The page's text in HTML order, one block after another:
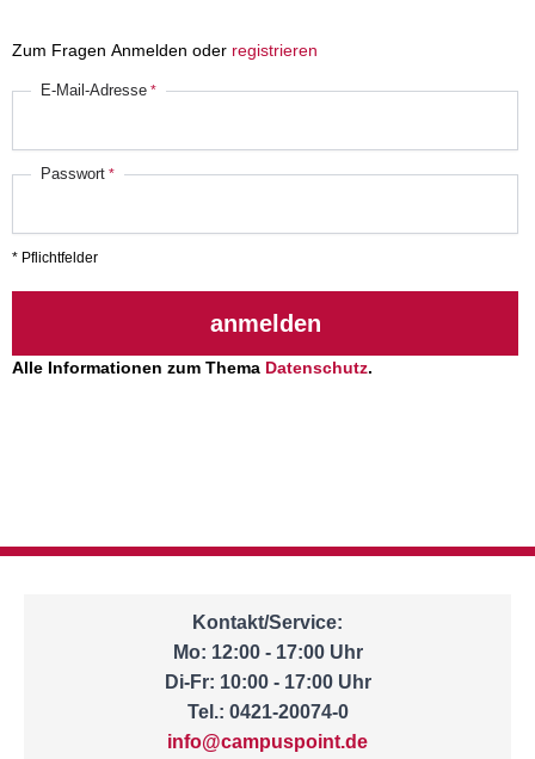
Zum Fragen Anmelden oder registrieren
E-Mail-Adresse
Passwort
* Pflichtfelder
anmelden
Alle Informationen zum Thema Datenschutz.
Kontakt/Service:
Mo: 12:00 - 17:00 Uhr
Di-Fr: 10:00 - 17:00 Uhr
Tel.: 0421-20074-0
info@campuspoint.de